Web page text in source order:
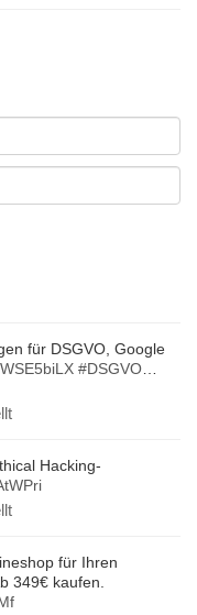
für DSGVO, Google
#DSGVO
Hacking-
für Ihren
349€ kaufen.